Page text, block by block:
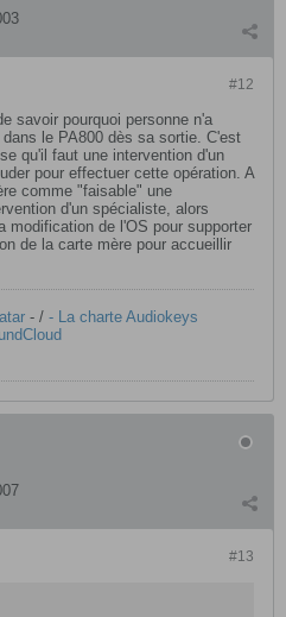
#12
savoir pourquoi personne n'a
le PA800 dès sa sortie. C'est
qu'il faut une intervention d'un
pour effectuer cette opération. A
comme "faisable" une
d'un spécialiste, alors
modification de l'OS pour supporter
de la carte mère pour accueillir
- / - La charte Audiokeys
#13